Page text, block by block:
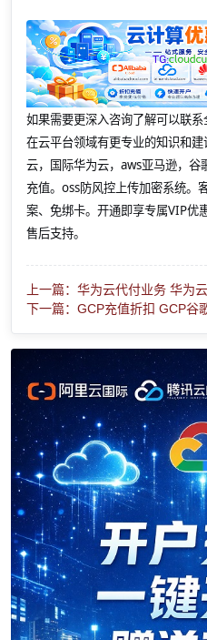
如果需要更深入咨询了解可以联系
在云平台领域有更专业的知识和
云，国际华为云，aws亚马逊，谷
充值。oss防风控上传加密系统。
案、免绑卡。开通即享专属VIP优
售后支持。
上一篇：华为云代付业务 华为
下一篇：GCP充值折扣 GCP谷